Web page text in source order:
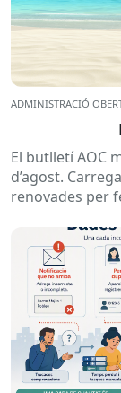
ADMINISTRACIÓ
El butlletí AOC
d’agost.
renovades per